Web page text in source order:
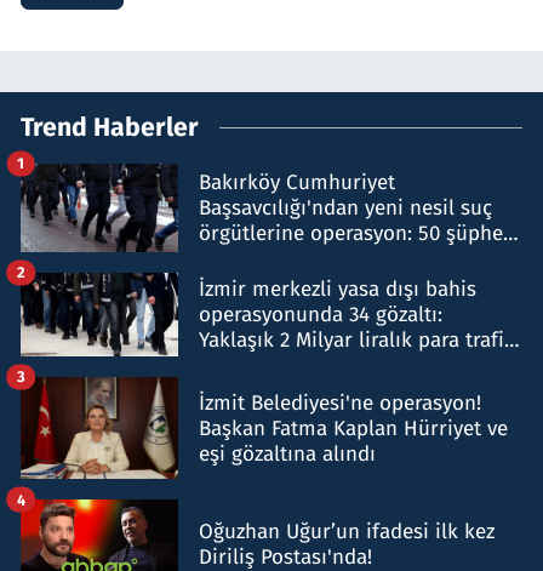
Trend Haberler
Bakırköy Cumhuriyet
Başsavcılığı'ndan yeni nesil suç
örgütlerine operasyon: 50 şüpheli
1
İzmir merkezli yasa dışı bahis
operasyonunda 34 gözaltı:
Yaklaşık 2 Milyar liralık para trafiği
2
İzmit Belediyesi'ne operasyon!
Başkan Fatma Kaplan Hürriyet ve
eşi gözaltına alındı
3
Oğuzhan Uğur’un ifadesi ilk kez
Diriliş Postası'nda!
4